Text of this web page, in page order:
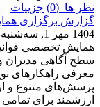
نظر ها (0)
جزییات
گزارش برگزاری
1404 مهر 1, سه‌شنبه
همایش تخصصی
سطح آگاهی مدیران
معرفی راهکارهای
پرسش‌های متنوع و
ارزشمند برای